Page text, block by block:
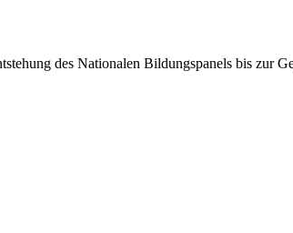
des Nationalen Bildungspanels bis zur